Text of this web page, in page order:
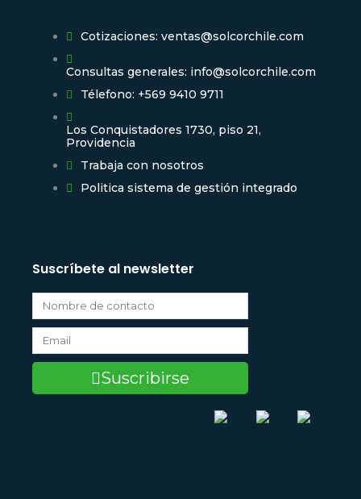
Cotizaciones: ventas@solcorchile.com
Consultas generales: info@solcorchile.com
Télefono: +569 9410 9711
Los Conquistadores 1730, piso 21,
Providencia
Trabaja con nosotros
Politica sistema de gestión integrado
Suscríbete al newsletter
Suscribirse